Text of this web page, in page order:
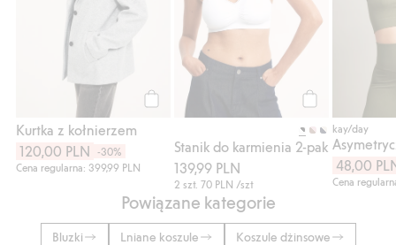
Kurtka z kołnierzem
120,00 PLN
-30%
Cena regularna: 399,99 PLN
Stanik do karmienia 2-pak
139,99 PLN
2 szt.70 PLN /szt
kay/day
48,00
Cena
Powiązane kategorie
Bluzki Lniane koszule
Koszule dżinsowe